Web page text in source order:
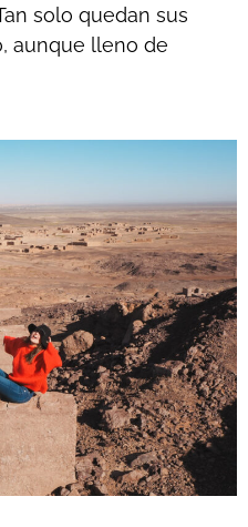
solo quedan sus
aunque lleno de